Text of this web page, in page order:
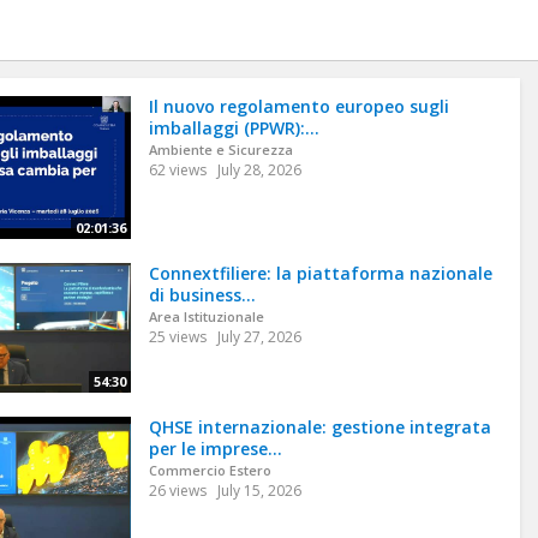
02:01:36
Il nuovo regolamento europeo sugli
imballaggi (PPWR):...
Ambiente e Sicurezza
62 views July 28, 2026
54:30
Connextfiliere: la piattaforma nazionale
di business...
Area Istituzionale
25 views July 27, 2026
QHSE internazionale: gestione integrata
per le imprese...
Commercio Estero
26 views July 15, 2026